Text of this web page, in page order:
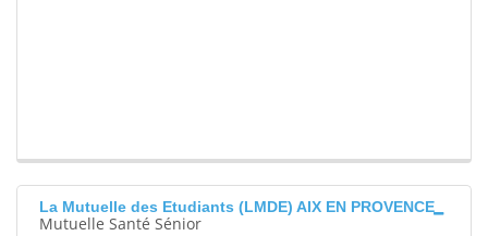
La Mutuelle des Etudiants (LMDE) AIX EN PROVENCE
Mutuelle Santé Sénior